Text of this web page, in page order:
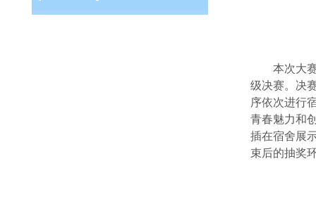
本次大
级决赛。决
序依次进行
青春魅力和
插在宿舍展
束后的抽奖